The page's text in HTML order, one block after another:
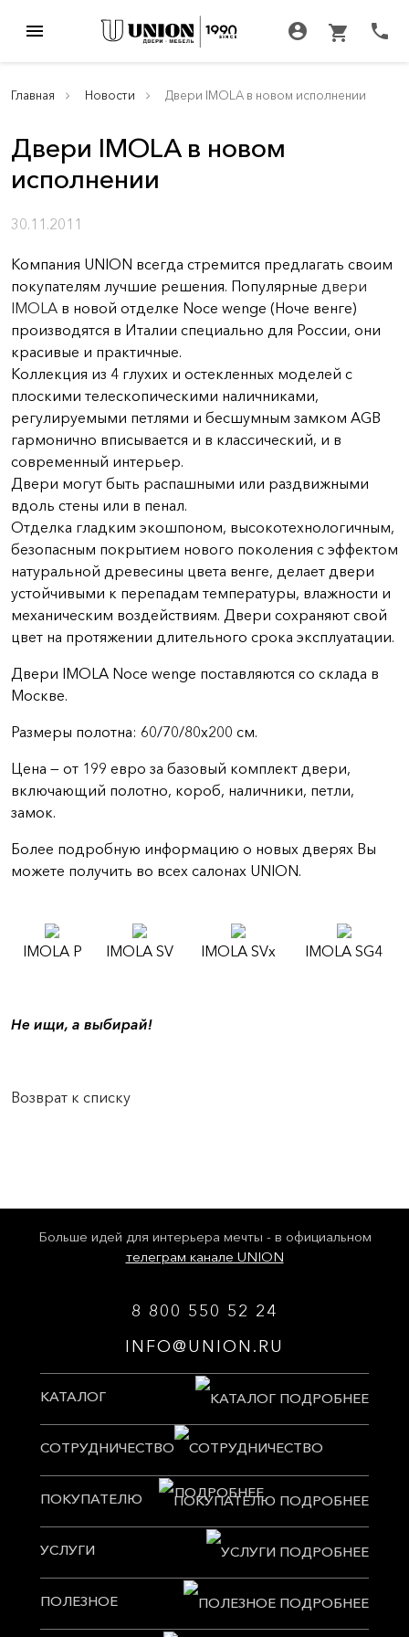
menu account_circle shopping_cart call
Главная Новости Двери IMOLA в новом исполнении
Двери IMOLA в новом
исполнении
30.11.2011
Компания UNION всегда стремится предлагать своим
покупателям лучшие решения. Популярные двери
IMOLA в новой отделке Noce wenge (Ноче венге)
производятся в Италии специально для России, они
красивые и практичные.
Коллекция из 4 глухих и остекленных моделей с
плоскими телескопическими наличниками,
регулируемыми петлями и бесшумным замком AGB
гармонично вписывается и в классический, и в
современный интерьер.
Двери могут быть распашными или раздвижными
вдоль стены или в пенал.
Отделка гладким экошпоном, высокотехнологичным,
безопасным покрытием нового поколения с эффектом
натуральной древесины цвета венге, делает двери
устойчивыми к перепадам температуры, влажности и
механическим воздействиям. Двери сохраняют свой
цвет на протяжении длительного срока эксплуатации.
Двери IMOLA Noce wenge поставляются со склада в
Москве.
Размеры полотна: 60/70/80x200 см.
Цена — от 199 евро за базовый комплект двери,
включающий полотно, короб, наличники, петли,
замок.
Более подробную информацию о новых дверях Вы
можете получить во всех салонах UNION.
IMOLA P IMOLA SV IMOLA SVx IMOLA SG4
Не ищи, а выбирай!
Возврат к списку
Больше идей для интерьера мечты - в официальном
телеграм канале UNION
8 800 550 52 24
INFO@UNION.RU
КАТАЛОГ
СОТРУДНИЧЕСТВО
ПОКУПАТЕЛЮ
УСЛУГИ
ПОЛЕЗНОЕ